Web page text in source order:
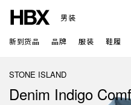
男装
新到货品 品牌 服装 鞋履
STONE ISLAND
Denim Indigo